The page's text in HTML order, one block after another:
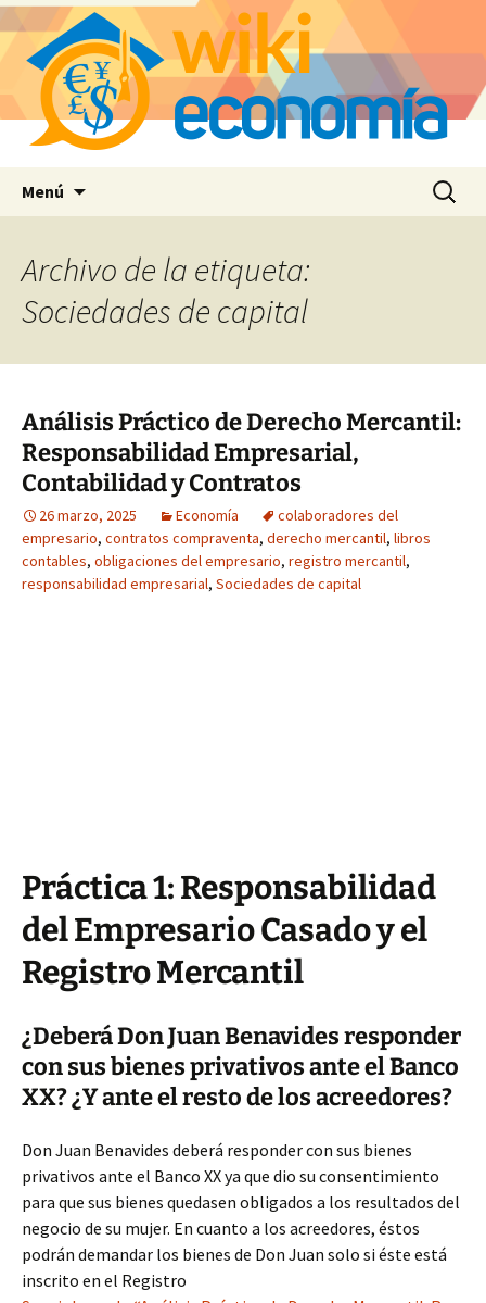
Menú Buscar:
Archivo de la etiqueta:
Sociedades de capital
Análisis Práctico de Derecho Mercantil:
Responsabilidad Empresarial,
Contabilidad y Contratos
26 marzo, 2025 Economía
colaboradores del
empresario, contratos compraventa, derecho mercantil, libros
contables, obligaciones del empresario, registro mercantil,
responsabilidad empresarial, Sociedades de capital
Práctica 1: Responsabilidad
del Empresario Casado y el
Registro Mercantil
¿Deberá Don Juan Benavides responder
con sus bienes privativos ante el Banco
XX? ¿Y ante el resto de los acreedores?
Don Juan Benavides deberá responder con sus bienes
privativos ante el Banco XX ya que dio su consentimiento
para que sus bienes quedasen obligados a los resultados del
negocio de su mujer. En cuanto a los acreedores, éstos
podrán demandar los bienes de Don Juan solo si éste está
inscrito en el Registro